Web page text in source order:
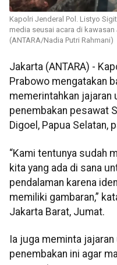
Kapolri Jenderal Pol. Listyo
media seusai acara di
(ANTARA/Nadia Putri Rahmani)
Jakarta (ANTARA) -
Prabowo mengatakan
memerintahkan jajaran
penembakan pesawat
Digoel, Papua Selatan,
“Kami tentunya sudah
kita yang ada di sana
pendalaman karena
memiliki gambaran,”
Jakarta Barat, Jumat.
Ia juga meminta
penembakan ini agar